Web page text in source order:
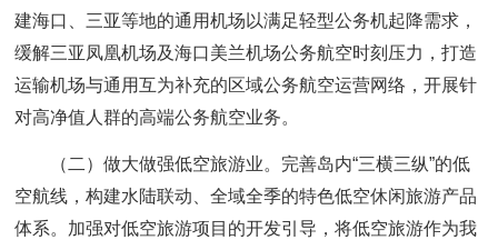
建海口、三亚等地的通用机场以满足轻型公务机起降需求，
缓解三亚凤凰机场及海口美兰机场公务航空时刻压力，打造
运输机场与通用互为补充的区域公务航空运营网络，开展针
对高净值人群的高端公务航空业务。
（二）做大做强低空旅游业。完善岛内“三横三纵”的低
空航线，构建水陆联动、全域全季的特色低空休闲旅游产品
体系。加强对低空旅游项目的开发引导，将低空旅游作为我